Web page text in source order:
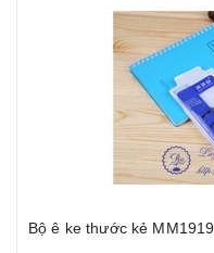
Bộ ê ke thước kẻ MM1919